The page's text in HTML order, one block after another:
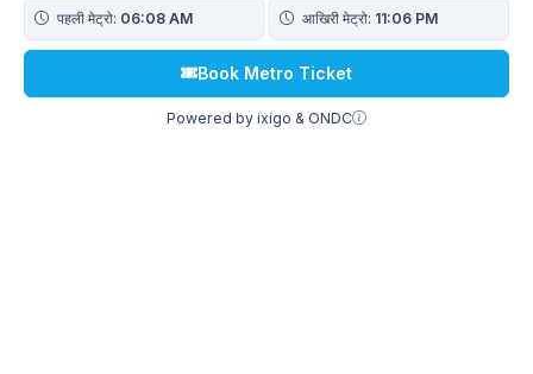
पहली मेट्रो: 06:08 AM आखिरी मेट्रो: 11:06 PM
Book Metro Ticket
Powered by ixigo & ONDC